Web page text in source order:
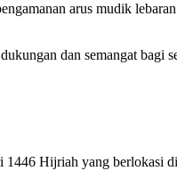
arus mudik
dan semangat
Hijriah yang